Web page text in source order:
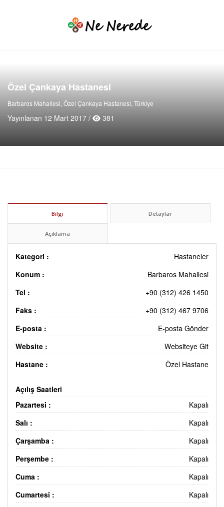
Özel Çankaya Hastanesi
Barbaros Mahallesi, Özel Çankaya Hastanesi, Türkiye
Yayınlanan 12 Mart 2017 / 381
Bilgi Detaylar
Açıklama
Kategori :
Hastaneler
Konum :
Barbaros Mahallesi
Tel :
+90 (312) 426 1450
Faks :
+90 (312) 467 9706
E-posta :
E-posta Gönder
Website :
Websiteye Git
Hastane :
Özel Hastane
Açılış Saatleri
Pazartesi :
Kapalı
Salı :
Kapalı
Çarşamba :
Kapalı
Perşembe :
Kapalı
Cuma :
Kapalı
Cumartesi :
Kapalı